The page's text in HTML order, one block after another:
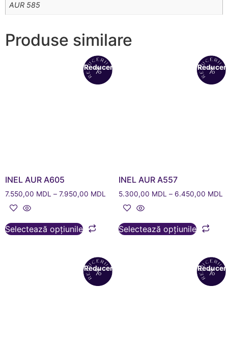
AUR 585
Produse similare
Reduceri!
INEL AUR A605
7.550,00 MDL – 7.950,00 MDL
Selectează opțiunile
INEL AUR A557
5.300,00 MDL – 6.450,00 MDL
Selectează opțiunile
Reduceri!